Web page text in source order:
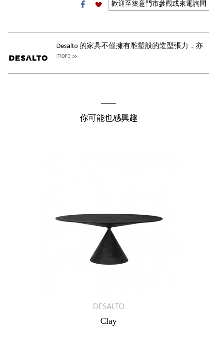
歡迎至築意門市參觀或來電詢問
Desalto 的家具不僅擁有雕塑般的造型張力，亦
在日常使用中提供舒適與功能性。這份...
more
你可能也感興趣
DESALTO
Clay